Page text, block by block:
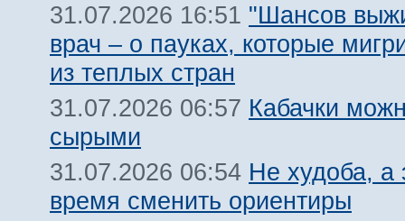
31.07.2026 16:51 "Шансов
врач – о пауках, которые
из теплых стран
31.07.2026 06:57 Кабачки
сырыми
31.07.2026 06:54 Не худоба, а
время сменить ориентиры